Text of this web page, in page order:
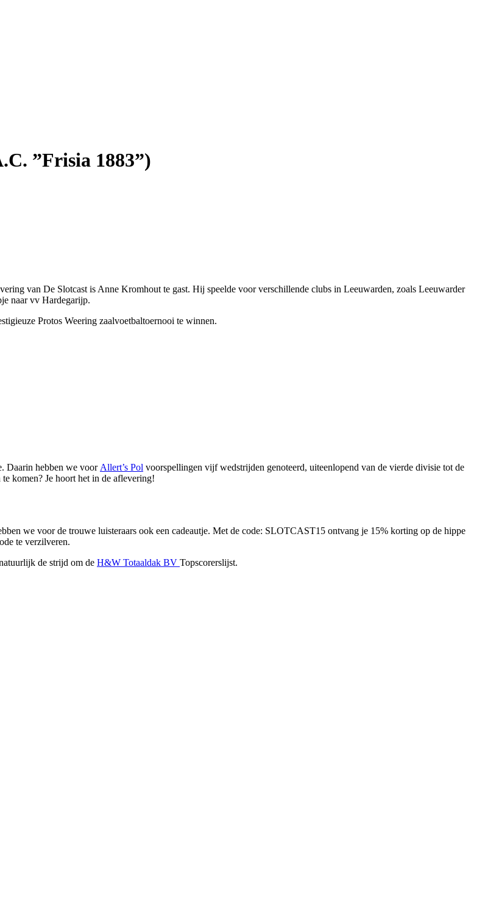
”Frisia 1883”)
van De Slotcast is Anne Kromhout te gast. Hij speelde voor verschillende clubs in Leeuwarden, zoals Leeuwarder
naar vv Hardegarijp.
Protos Weering zaalvoetbaltoernooi te winnen.
Daarin hebben we voor Allert’s Pol voorspellingen vijf wedstrijden genoteerd, uiteenlopend van de vierde divisie tot de
komen? Je hoort het in de aflevering!
we voor de trouwe luisteraars ook een cadeautje. Met de code: SLOTCAST15 ontvang je 15% korting op de hippe
te verzilveren.
de strijd om de H&W Totaaldak BV Topscorerslijst.